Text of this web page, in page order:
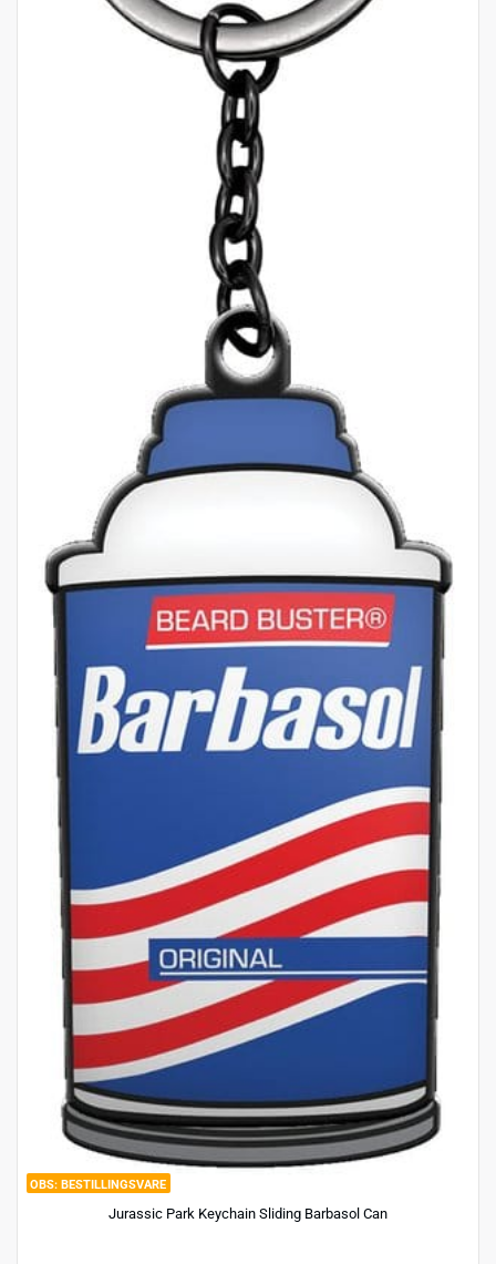
BESTILLINGSVARE
Jurassic Park Keychain Sliding Barbasol Can